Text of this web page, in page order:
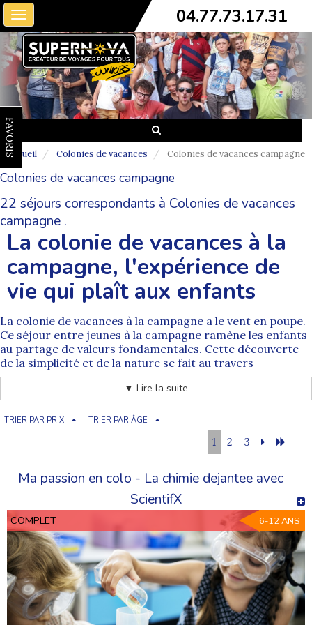
Toggle
navigation
04.77.73.17.31
FAVORIS
Accueil Colonies de vacances Colonies de vacances campagne
Colonies de vacances campagne
22 séjours correspondants à Colonies de vacances
campagne .
La colonie de vacances à la
campagne, l'expérience de
vie qui plaît aux enfants
La colonie de vacances à la campagne a le vent en poupe.
Ce séjour entre jeunes à la campagne ramène les enfants
au partage de valeurs fondamentales. Cette découverte
de la simplicité et de la nature se fait au travers
d'aventures et d'activités de tout type. Quel que soit l'âge
de votre enfant, respectez son centre d'intérêt, offrez-lui
une expérience de vie grâce à unecolonie de vacances à
la campagne .
La campagne, un lieu de découverte
parfait pour l'organisation de colonies
de vacances
Il n'est pas difficile d'imaginer combien lecadre de la
est idéal pouraccueillir des groupes de
jeunespendant les vacances scolaires. Que vos enfants
soient accueillis dans un espace à la ferme ou en pleine
nature, ces séjours ont un
parfum d'aventureet de
dépaysement qui plaît.
Des colonies de vacances à la
campagne pour assouvir le besoin
d'aventure des plus jeunes
▼ Lire la suite
TRIER PAR PRIX TRIER PAR ÂGE
1 2 3
Ma passion en colo - La chimie dejantee avec
ScientifX
COMPLET 6-12 ANS